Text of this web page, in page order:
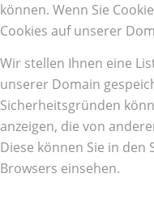
können. Wenn Sie
Cookies auf unserer
Wir stellen Ihnen eine
unserer Domain
Sicherheitsgründen
anzeigen, die von
Diese können Sie in
Browsers einsehen.